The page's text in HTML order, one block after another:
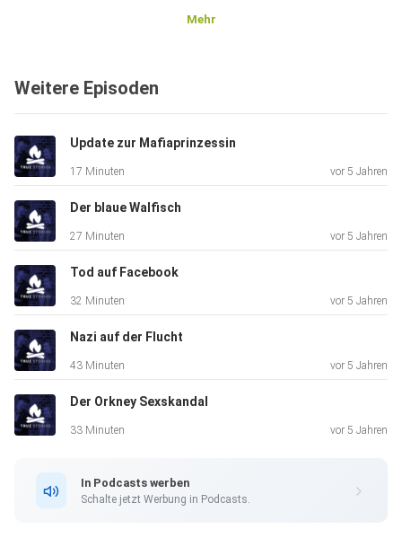
Mehr
Weitere Episoden
Update zur Mafiaprinzessin
17 Minuten vor 5 Jahren
Der blaue Walfisch
27 Minuten vor 5 Jahren
Tod auf Facebook
32 Minuten vor 5 Jahren
Nazi auf der Flucht
43 Minuten vor 5 Jahren
Der Orkney Sexskandal
33 Minuten vor 5 Jahren
In Podcasts werben
Schalte jetzt Werbung in Podcasts.